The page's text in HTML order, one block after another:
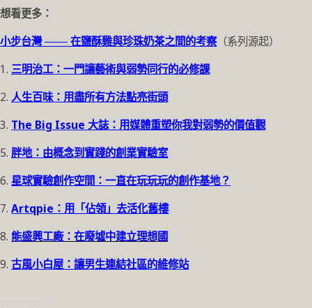
想看更多：
小步台灣 ─── 在鹽酥雞與珍珠奶茶之間的考察（系列源起）
1. 三明治工：一門讓藝術與弱勢同行的必修課
2. 人生百味：用盡所有方法點亮街頭
3. The Big Issue 大誌：用媒體重塑你我對弱勢的價值觀
5. 胖地：由概念到實踐的創業實驗室
6. 星球實驗創作空間：一直在玩玩玩的創作基地？
7. Artqpie：用「佔領」去活化舊樓
8. 能盛興工廠：在廢墟中建立理想國
9. 古風小白屋：讓男生連結社區的維修站